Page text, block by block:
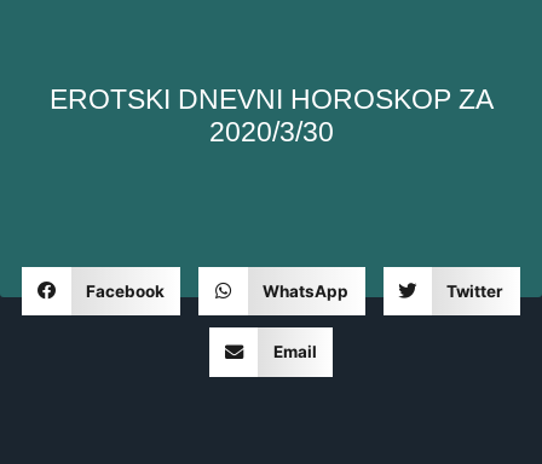
EROTSKI DNEVNI HOROSKOP ZA
2020/3/30
Facebook WhatsApp Twitter
Email